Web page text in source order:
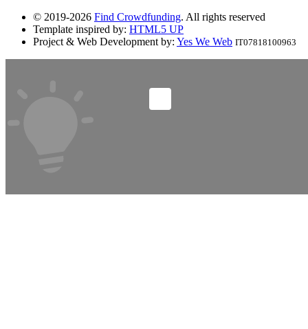
© 2019-2026 Find Crowdfunding. All rights reserved
Template inspired by: HTML5 UP
Project & Web Development by: Yes We Web IT07818100963